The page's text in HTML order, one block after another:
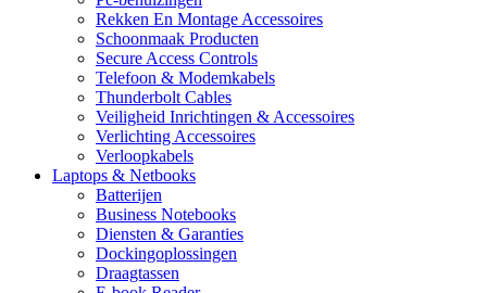
Rekken En Montage Accessoires
Schoonmaak Producten
Secure Access Controls
Telefoon & Modemkabels
Thunderbolt Cables
Veiligheid Inrichtingen & Accessoires
Verlichting Accessoires
Verloopkabels
Laptops & Netbooks
Batterijen
Business Notebooks
Diensten & Garanties
Dockingoplossingen
Draagtassen